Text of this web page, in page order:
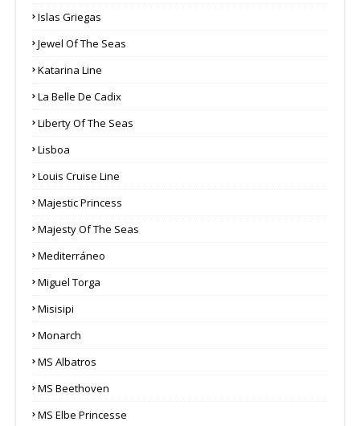
Islas Griegas
Jewel Of The Seas
Katarina Line
La Belle De Cadix
Liberty Of The Seas
Lisboa
Louis Cruise Line
Majestic Princess
Majesty Of The Seas
Mediterráneo
Miguel Torga
Misisipi
Monarch
MS Albatros
MS Beethoven
MS Elbe Princesse